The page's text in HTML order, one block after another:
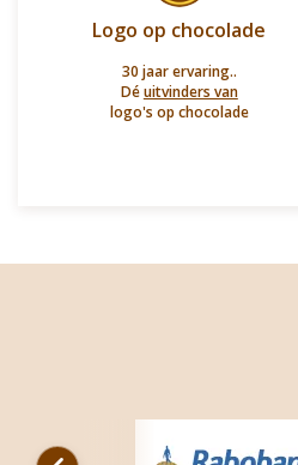
Logo op chocolade
30 jaar ervaring..
Déuitvinders van
logo's op chocolade